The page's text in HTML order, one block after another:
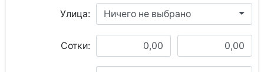
Улица: Ничего не выбрано
Сотки: